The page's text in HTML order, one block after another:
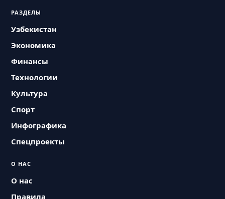
РАЗДЕЛЫ
Узбекистан
Экономика
Финансы
Технологии
Культура
Спорт
Инфографика
Спецпроекты
О НАС
О нас
Правила